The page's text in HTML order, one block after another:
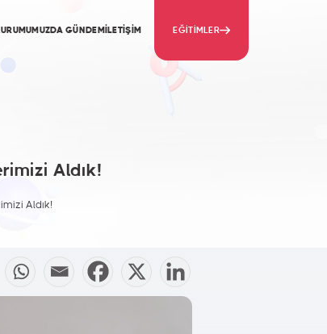
dünyasını eğlenceli ve interaktif
Atölyesi
GÜNDEM İLETİŞİM EĞİTİMLER
Aldık!
Aldık!